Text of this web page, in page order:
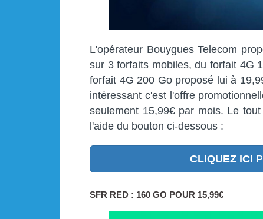
L'opérateur Bouygues Telecom
sur 3 forfaits mobiles, du forfait 4G
forfait 4G 200 Go proposé lui à
intéressant c'est l'offre
seulement 15,99€ par mois. Le
l'aide du bouton ci-dessous :
CLIQUEZ ICI
SFR RED : 160 GO POUR 15,99€